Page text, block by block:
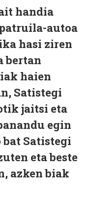
handia
autoa
hasi ziren
bertan
haien
Satistegi
jaitsi eta
egin
Satistegi
eta beste
azken biak